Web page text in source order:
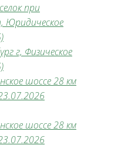
при
Юридическое
г, Физическое
шоссе 28 км
шоссе 28 км